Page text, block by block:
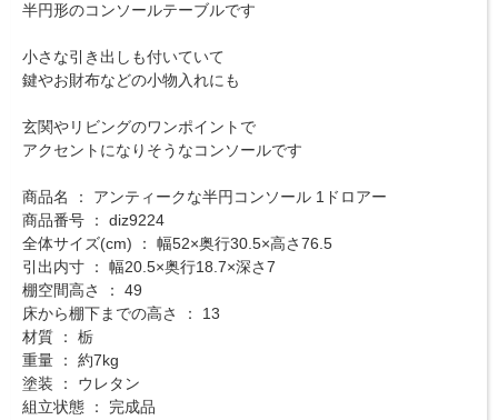
半円形のコンソールテーブルです
小さな引き出しも付いていて
鍵やお財布などの小物入れにも
玄関やリビングのワンポイントで
アクセントになりそうなコンソールです
商品名 ： アンティークな半円コンソール 1ドロアー
商品番号 ： diz9224
全体サイズ(cm) ： 幅52×奥行30.5×高さ76.5
引出内寸 ： 幅20.5×奥行18.7×深さ7
棚空間高さ ： 49
床から棚下までの高さ ： 13
材質 ： 栃
重量 ： 約7kg
塗装 ： ウレタン
組立状態 ： 完成品